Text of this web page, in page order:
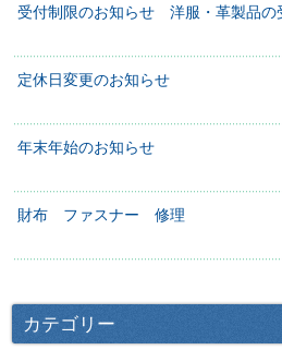
受付制限のお知らせ 洋服・革製品の
定休日変更のお知らせ
年末年始のお知らせ
財布 ファスナー 修理
カテゴリー